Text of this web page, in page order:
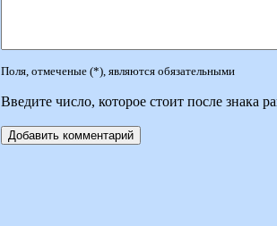
Поля, отмеченые (*), являются обязательными
Введите число, которое стоит после знака